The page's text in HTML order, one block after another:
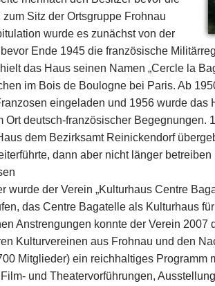
Sitz der Ortsgruppe Frohnau
wurde es zunächst von der
Ende 1945 die französische
das Haus seinen Namen „Cercle la
im Bois de Boulogne bei Paris. Ab
eingeladen und 1956 wurde das
Ort deutsch-französischer Begegnungen.
dem Bezirksamt Reinickendorf
dann aber nicht länger
wurde der Verein „Kulturhaus Centre
das Centre Bagatelle als Kulturhaus
Anstrengungen konnte der Verein 2007
Kulturvereinen aus Frohnau und den
Mitglieder) ein reichhaltiges Programm
und Theatervorführungen,